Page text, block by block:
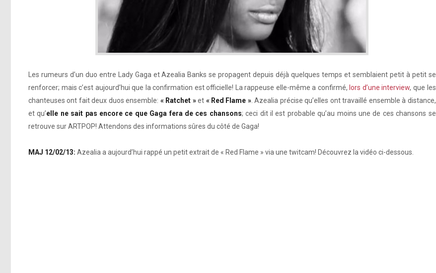
Les rumeurs d’un duo entre Lady Gaga et Azealia Banks se propagent depuis déjà quelques temps et semblaient petit à petit se
renforcer; mais c’est aujourd’hui que la confirmation est officielle! La rappeuse elle-même a confirmé, lors d’une interview, que les
chanteuses ont fait deux duos ensemble: « Ratchet »et « Red Flame ». Azealia précise qu’elles ont travaillé ensemble à distance,
et qu’elle ne sait pas encore ce que Gaga fera de ces chansons; ceci dit il est probable qu’au moins une de ces chansons se
retrouve sur ARTPOP! Attendons des informations sûres du côté de Gaga!
MAJ 12/02/13: Azealia a aujourd’hui rappé un petit extrait de « Red Flame » via une twitcam! Découvrez la vidéo ci-dessous.